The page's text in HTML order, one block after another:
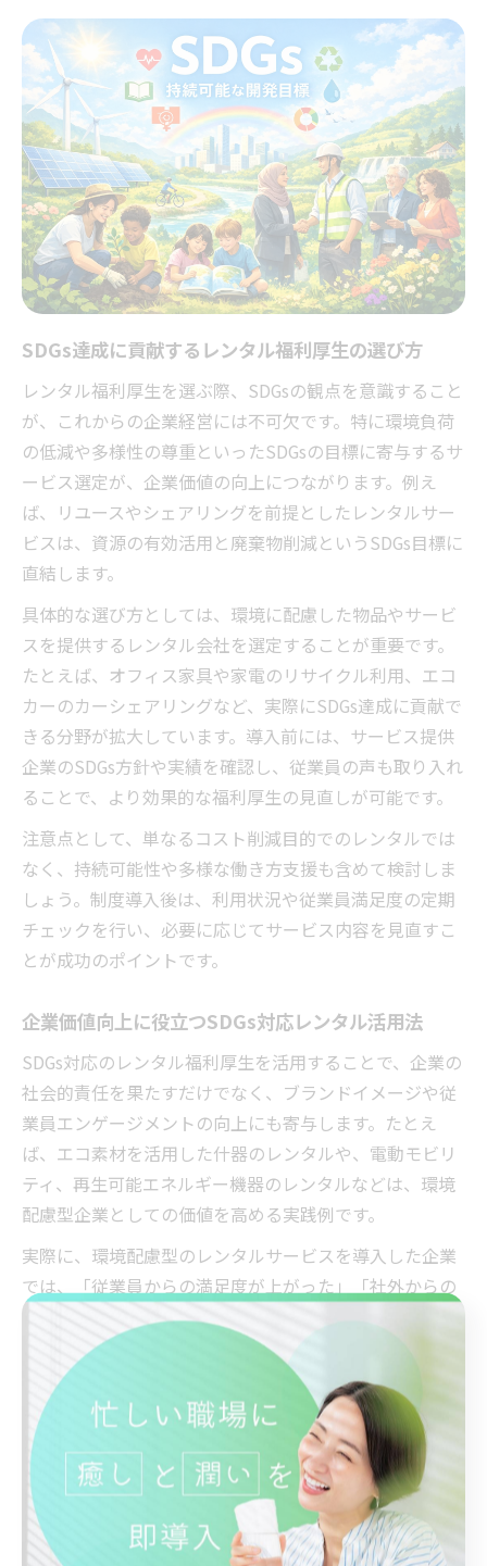
SDGs達成に貢献するレンタル福利厚生の選び方
レンタル福利厚生を選ぶ際、SDGsの観点を意識すること
が、これからの企業経営には不可欠です。特に環境負荷
の低減や多様性の尊重といったSDGsの目標に寄与するサ
ービス選定が、企業価値の向上につながります。例え
ば、リユースやシェアリングを前提としたレンタルサー
ビスは、資源の有効活用と廃棄物削減というSDGs目標に
直結します。
具体的な選び方としては、環境に配慮した物品やサービ
スを提供するレンタル会社を選定することが重要です。
たとえば、オフィス家具や家電のリサイクル利用、エコ
カーのカーシェアリングなど、実際にSDGs達成に貢献で
きる分野が拡大しています。導入前には、サービス提供
企業のSDGs方針や実績を確認し、従業員の声も取り入れ
ることで、より効果的な福利厚生の見直しが可能です。
注意点として、単なるコスト削減目的でのレンタルでは
なく、持続可能性や多様な働き方支援も含めて検討しま
しょう。制度導入後は、利用状況や従業員満足度の定期
チェックを行い、必要に応じてサービス内容を見直すこ
とが成功のポイントです。
企業価値向上に役立つSDGs対応レンタル活用法
SDGs対応のレンタル福利厚生を活用することで、企業の
社会的責任を果たすだけでなく、ブランドイメージや従
業員エンゲージメントの向上にも寄与します。たとえ
ば、エコ素材を活用した什器のレンタルや、電動モビリ
ティ、再生可能エネルギー機器のレンタルなどは、環境
配慮型企業としての価値を高める実践例です。
実際に、環境配慮型のレンタルサービスを導入した企業
では、「従業員からの満足度が上がった」「社外からの
評価が高まった」といった声が多く寄せられています。
また、SDGs報告書などでこれらの取り組みを発信するこ
とで、採用活動や取引先との信頼構築にも好影響を及ぼ
します。
導入の際は、サービスの選定基準を明確にし、環境・社
会・経済の観点からバランス良く評価することが大切で
す。定期的な効果測定と従業員へのフィードバックを行
い、制度の透明性と持続性を意識して運用しましょう。